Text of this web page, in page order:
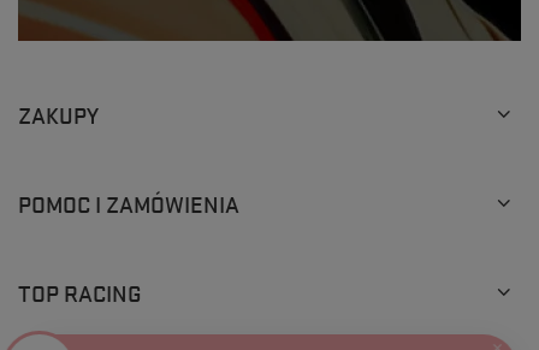
ZAKUPY
POMOC I ZAMÓWIENIA
TOP RACING